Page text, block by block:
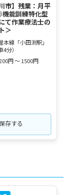
市】残業：月平
能訓練特化型
て作業療法士の
＞
本線「小田渕駅」
4分）
円 ～ 1500円
存する